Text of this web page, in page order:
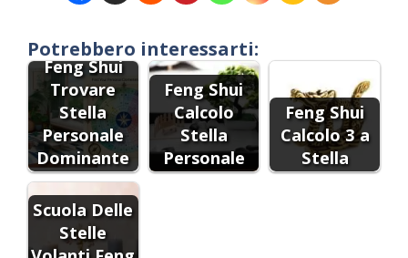
Potrebbero interessarti:
Feng Shui
Trovare
Stella
Personale
Dominante
Feng Shui
Calcolo
Stella
Personale
Feng Shui
Calcolo 3 a
Stella
Scuola Delle
Stelle